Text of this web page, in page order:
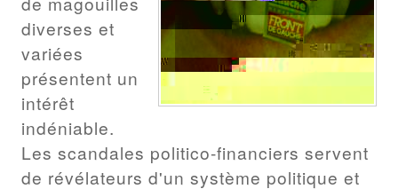
diverses et
variées
présentent un
intérêt
indéniable.
Les scandales politico-financiers servent
de révélateurs d'un système politique et